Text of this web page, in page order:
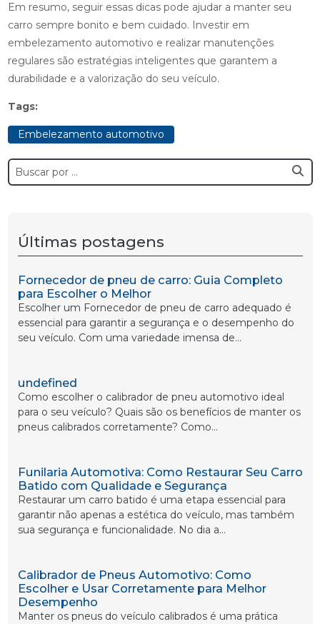
Em resumo, seguir essas dicas pode ajudar a manter seu
carro sempre bonito e bem cuidado. Investir em
embelezamento automotivo e realizar manutenções
regulares são estratégias inteligentes que garantem a
durabilidade e a valorização do seu veículo.
Tags:
Embelezamento automotivo
Últimas postagens
Fornecedor de pneu de carro: Guia Completo
para Escolher o Melhor
Escolher um Fornecedor de pneu de carro adequado é
essencial para garantir a segurança e o desempenho do
seu veículo. Com uma variedade imensa de...
undefined
Como escolher o calibrador de pneu automotivo ideal
para o seu veículo? Quais são os benefícios de manter os
pneus calibrados corretamente? Como...
Funilaria Automotiva: Como Restaurar Seu Carro
Batido com Qualidade e Segurança
Restaurar um carro batido é uma etapa essencial para
garantir não apenas a estética do veículo, mas também
sua segurança e funcionalidade. No dia a...
Calibrador de Pneus Automotivo: Como
Escolher e Usar Corretamente para Melhor
Desempenho
Manter os pneus do veículo calibrados é uma prática